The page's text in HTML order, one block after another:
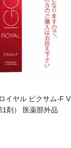
イヤル ピクサム-F V
剤） 医薬部外品